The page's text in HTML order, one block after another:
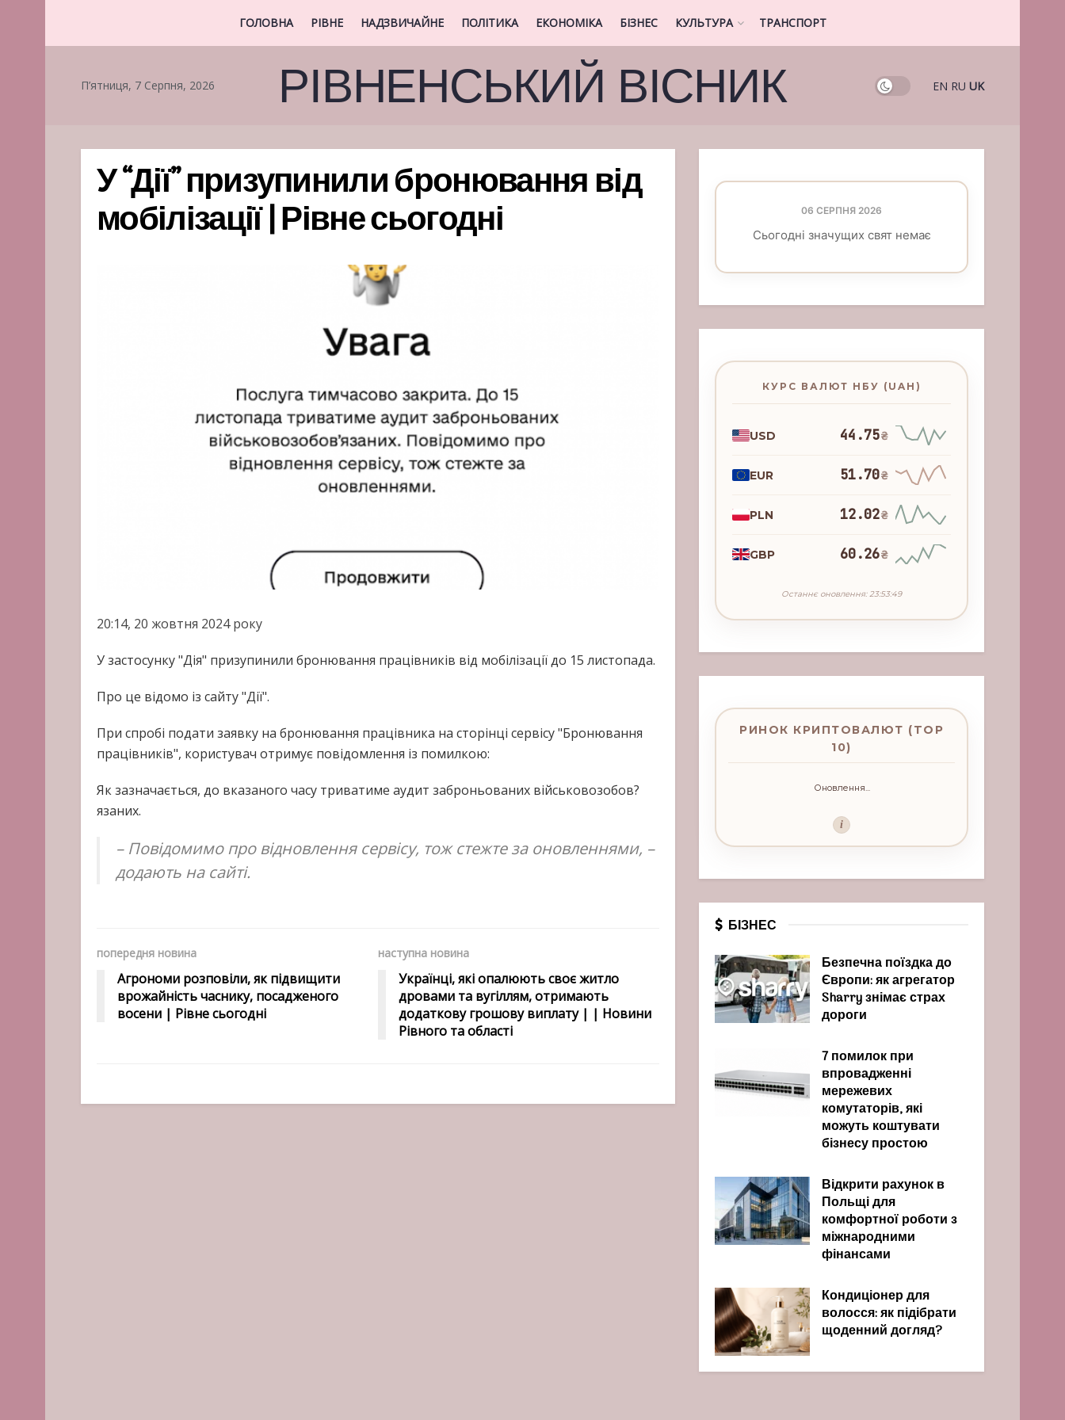
ГОЛОВНА РІВНЕ НАДЗВИЧАЙНЕ ПОЛІТИКА ЕКОНОМІКА БІЗНЕС КУЛЬТУРА ТРАНСПОРТ
П’ятниця, 7 Серпня, 2026 РІВНЕНСЬКИЙ ВІСНИК EN RU UK
У “Дії” призупинили бронювання від
мобілізації | Рівне сьогодні
20:14, 20 жовтня 2024 року
У застосунку "Дія" призупинили бронювання працівників від мобілізації до 15 листопада.
Про це відомо із сайту "Дії".
При спробі подати заявку на бронювання працівника на сторінці сервісу "Бронювання
працівників", користувач отримує повідомлення із помилкою:
Як зазначається, до вказаного часу триватиме аудит заброньованих військовозобов?
язаних.
– Повідомимо про відновлення сервісу, тож стежте за оновленнями, –
додають на сайті.
попередня новина
Агрономи розповіли, як підвищити
врожайність часнику, посадженого
восени | Рівне сьогодні
наступна новина
Українці, які опалюють своє житло
дровами та вугіллям, отримають
додаткову грошову виплату | | Новини
Рівного та області
06 СЕРПНЯ 2026
Сьогодні значущих свят немає
КУРС ВАЛЮТ НБУ (UAH)
USD 44.75₴
EUR 51.70₴
PLN 12.02₴
GBP 60.26₴
Останнє оновлення: 23:53:49
РИНОК КРИПТОВАЛЮТ (TOP
10)
Оновлення...
i
БІЗНЕС
Безпечна поїздка до
Європи: як агрегатор
Sharry знімає страх
дороги
7 помилок при
впровадженні
мережевих
комутаторів, які
можуть коштувати
бізнесу простою
Відкрити рахунок в
Польщі для
комфортної роботи з
міжнародними
фінансами
Кондиціонер для
волосся: як підібрати
щоденний догляд?